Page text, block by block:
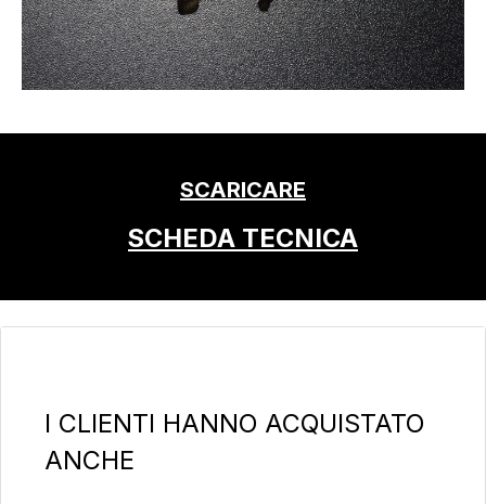
SCARICARE
SCHEDA TECNICA
Salta la galleria dei prodotti
I CLIENTI HANNO ACQUISTATO
ANCHE